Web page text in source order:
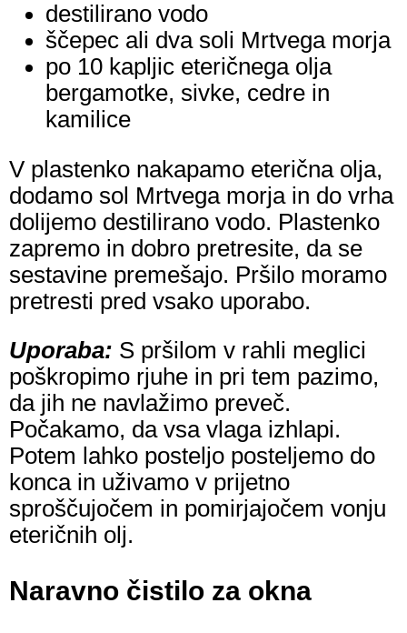
destilirano vodo
ščepec ali dva soli Mrtvega morja
po 10 kapljic eteričnega olja
bergamotke, sivke, cedre in
kamilice
V plastenko nakapamo eterična olja,
dodamo sol Mrtvega morja in do vrha
dolijemo destilirano vodo. Plastenko
zapremo in dobro pretresite, da se
sestavine premešajo. Pršilo moramo
pretresti pred vsako uporabo.
Uporaba: S pršilom v rahli meglici
poškropimo rjuhe in pri tem pazimo,
da jih ne navlažimo preveč.
Počakamo, da vsa vlaga izhlapi.
Potem lahko posteljo posteljemo do
konca in uživamo v prijetno
sproščujočem in pomirjajočem vonju
eteričnih olj.
Naravno čistilo za okna